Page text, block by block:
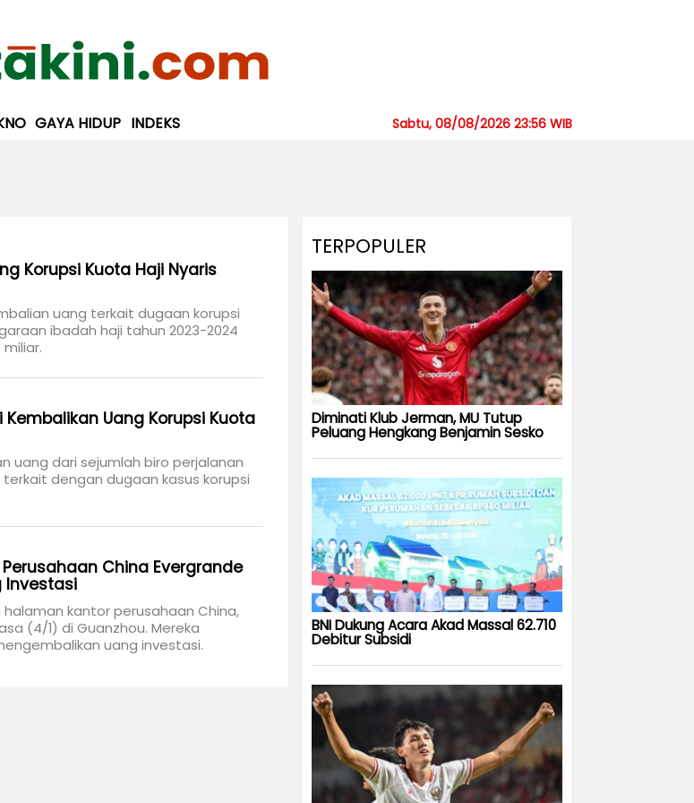
GAYA HIDUP INDEKS Sabtu, 08/08/2026 23:56 WIB
Korupsi Kuota Haji Nyaris
uang terkait dugaan korupsi
ibadah haji tahun 2023-2024
Uang Korupsi Kuota
uang dari sejumlah biro perjalanan
dengan dugaan kasus korupsi
China Evergrande
Investasi
kantor perusahaan China,
(4/1) di Guanzhou. Mereka
uang investasi.
TERPOPULER
Diminati Klub Jerman, MU Tutup
Peluang Hengkang Benjamin Sesko
BNI Dukung Acara Akad Massal 62.710
Debitur Subsidi